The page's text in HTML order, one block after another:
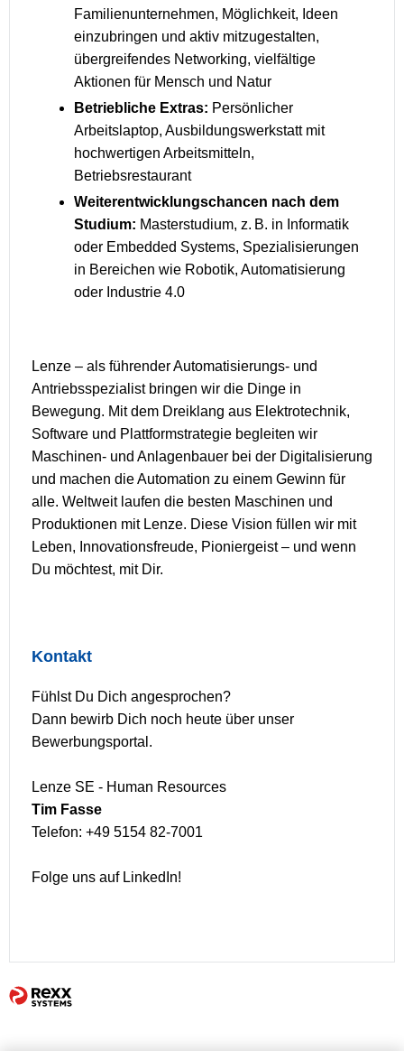
Familienunternehmen, Möglichkeit, Ideen
einzubringen und aktiv mitzugestalten,
übergreifendes Networking, vielfältige
Aktionen für Mensch und Natur
Betriebliche Extras: Persönlicher
Arbeitslaptop, Ausbildungswerkstatt mit
hochwertigen Arbeitsmitteln,
Betriebsrestaurant
Weiterentwicklungschancen nach dem
Studium: Masterstudium, z. B. in Informatik
oder Embedded Systems, Spezialisierungen
in Bereichen wie Robotik, Automatisierung
oder Industrie 4.0
Lenze – als führender Automatisierungs- und
Antriebsspezialist bringen wir die Dinge in
Bewegung. Mit dem Dreiklang aus Elektrotechnik,
Software und Plattformstrategie begleiten wir
Maschinen- und Anlagenbauer bei der Digitalisierung
und machen die Automation zu einem Gewinn für
alle. Weltweit laufen die besten Maschinen und
Produktionen mit Lenze. Diese Vision füllen wir mit
Leben, Innovationsfreude, Pioniergeist – und wenn
Du möchtest, mit Dir.
Kontakt
Fühlst Du Dich angesprochen?
Dann bewirb Dich noch heute über unser
Bewerbungsportal.
Lenze SE - Human Resources
Tim Fasse
Telefon: +49 5154 82-7001
Folge uns auf LinkedIn!